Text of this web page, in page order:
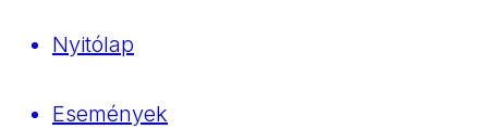
Nyitólap
Események